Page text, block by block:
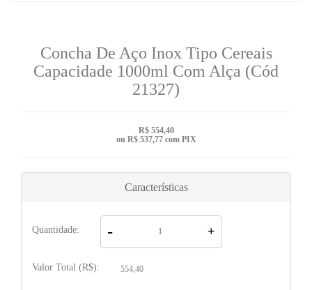
Concha De Aço Inox Tipo Cereais
Capacidade 1000ml Com Alça (Cód
21327)
R$ 554,40
ou R$ 537,77 com PIX
Características
Quantidade: - +
Valor Total (R$): 554,40